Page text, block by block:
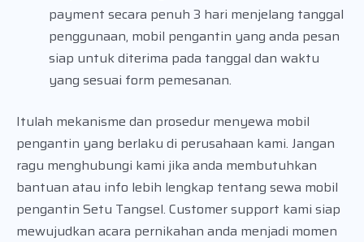
payment secara penuh 3 hari menjelang tanggal
penggunaan, mobil pengantin yang anda pesan
siap untuk diterima pada tanggal dan waktu
yang sesuai form pemesanan.
Itulah mekanisme dan prosedur menyewa mobil
pengantin yang berlaku di perusahaan kami. Jangan
ragu menghubungi kami jika anda membutuhkan
bantuan atau info lebih lengkap tentang sewa mobil
pengantin Setu Tangsel. Customer support kami siap
mewujudkan acara pernikahan anda menjadi momen